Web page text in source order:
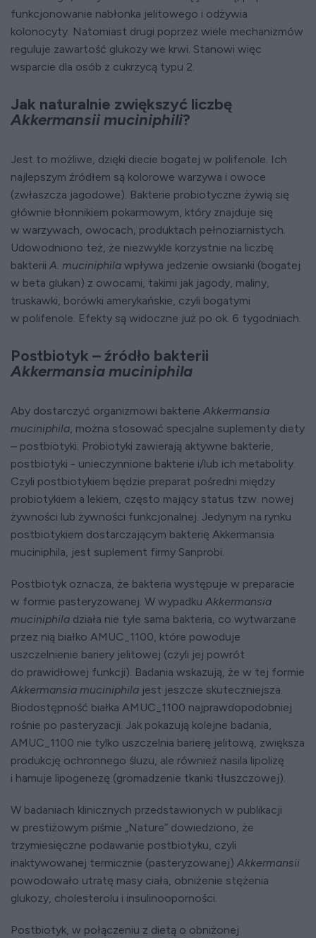
funkcjonowanie nabłonka jelitowego i odżywia
kolonocyty. Natomiast drugi poprzez wiele mechanizmów
reguluje zawartość glukozy we krwi. Stanowi więc
wsparcie dla osób z cukrzycą typu 2.
Jak naturalnie zwiększyć liczbę
Akkermansii muciniphili?
Jest to możliwe, dzięki diecie bogatej w polifenole. Ich
najlepszym źródłem są kolorowe warzywa i owoce
(zwłaszcza jagodowe). Bakterie probiotyczne żywią się
głównie błonnikiem pokarmowym, który znajduje się
w warzywach, owocach, produktach pełnoziarnistych.
Udowodniono też, że niezwykle korzystnie na liczbę
bakterii A. muciniphila wpływa jedzenie owsianki (bogatej
w beta glukan) z owocami, takimi jak jagody, maliny,
truskawki, borówki amerykańskie, czyli bogatymi
w polifenole. Efekty są widoczne już po ok. 6 tygodniach.
Postbiotyk – źródło bakterii
Akkermansia muciniphila
Aby dostarczyć organizmowi bakterie Akkermansia
muciniphila, można stosować specjalne suplementy diety
– postbiotyki. Probiotyki zawierają aktywne bakterie,
postbiotyki - unieczynnione bakterie i/lub ich metabolity.
Czyli postbiotykiem będzie preparat pośredni między
probiotykiem a lekiem, często mający status tzw. nowej
żywności lub żywności funkcjonalnej. Jedynym na rynku
postbiotykiem dostarczającym bakterię Akkermansia
muciniphila, jest suplement firmy Sanprobi.
Postbiotyk oznacza, że bakteria występuje w preparacie
w formie pasteryzowanej. W wypadku Akkermansia
muciniphila działa nie tyle sama bakteria, co wytwarzane
przez nią białko AMUC_1100, które powoduje
uszczelnienie bariery jelitowej (czyli jej powrót
do prawidłowej funkcji). Badania wskazują, że w tej formie
Akkermansia muciniphila jest jeszcze skuteczniejsza.
Biodostępność białka AMUC_1100 najprawdopodobniej
rośnie po pasteryzacji. Jak pokazują kolejne badania,
AMUC_1100 nie tylko uszczelnia barierę jelitową, zwiększa
produkcję ochronnego śluzu, ale również nasila lipolizę
i hamuje lipogenezę (gromadzenie tkanki tłuszczowej).
W badaniach klinicznych przedstawionych w publikacji
w prestiżowym piśmie „Nature” dowiedziono, że
trzymiesięczne podawanie postbiotyku, czyli
inaktywowanej termicznie (pasteryzowanej) Akkermansii
powodowało utratę masy ciała, obniżenie stężenia
glukozy, cholesterolu i insulinooporności.
Postbiotyk, w połączeniu z dietą o obniżonej